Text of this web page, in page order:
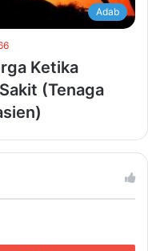
Adab
Ketika
(Tenaga